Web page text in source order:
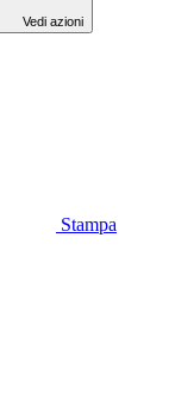
Vedi azioni
Stampa